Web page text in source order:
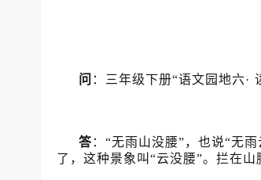
问 ：三年级下册“语文园地六·
答：“无雨山没腰”，也说“无
了，这种景象叫“云没腰”。拦在